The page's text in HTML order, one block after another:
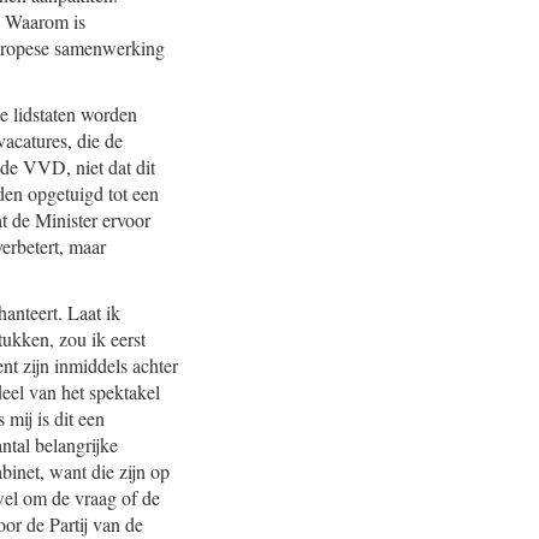
is
samenwerking
lidstaten worden
die de
VVD, niet dat dit
opgetuigd tot een
de Minister ervoor
maar
Laat ik
zou ik eerst
zijn inmiddels achter
van het spektakel
mij is dit een
belangrijke
want die zijn op
om de vraag of de
de Partij van de